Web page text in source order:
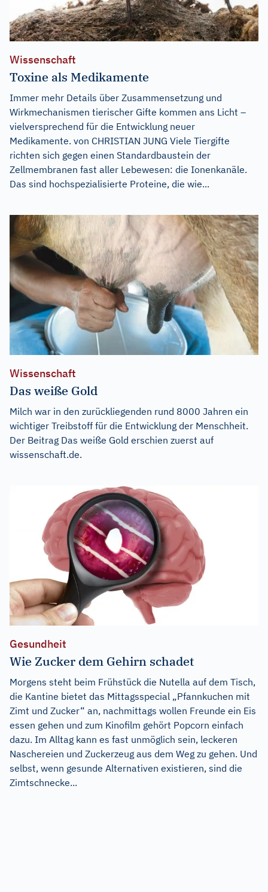
Wissenschaft
Toxine als Medikamente
Immer mehr Details über Zusammensetzung und
Wirkmechanismen tierischer Gifte kommen ans Licht –
vielversprechend für die Entwicklung neuer
Medikamente. von CHRISTIAN JUNG Viele Tiergifte
richten sich gegen einen Standardbaustein der
Zellmembranen fast aller Lebewesen: die Ionenkanäle.
Das sind hochspezialisierte Proteine, die wie...
Wissenschaft
Das weiße Gold
Milch war in den zurückliegenden rund 8000 Jahren ein
wichtiger Treibstoff für die Entwicklung der Menschheit.
Der Beitrag Das weiße Gold erschien zuerst auf
wissenschaft.de.
Gesundheit
Wie Zucker dem Gehirn schadet
Morgens steht beim Frühstück die Nutella auf dem Tisch,
die Kantine bietet das Mittagsspecial „Pfannkuchen mit
Zimt und Zucker“ an, nachmittags wollen Freunde ein Eis
essen gehen und zum Kinofilm gehört Popcorn einfach
dazu. Im Alltag kann es fast unmöglich sein, leckeren
Naschereien und Zuckerzeug aus dem Weg zu gehen. Und
selbst, wenn gesunde Alternativen existieren, sind die
Zimtschnecke...